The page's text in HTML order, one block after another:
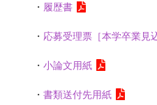
・ 履歴書
・ 応募受理票［本学卒業見
・ 小論文用紙
・ 書類送付先用紙